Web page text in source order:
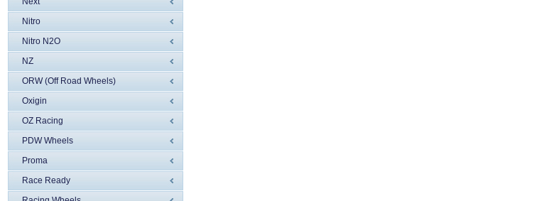
Nitro
Nitro N2O
NZ
ORW (Off Road Wheels)
Oxigin
OZ Racing
PDW Wheels
Proma
Race Ready